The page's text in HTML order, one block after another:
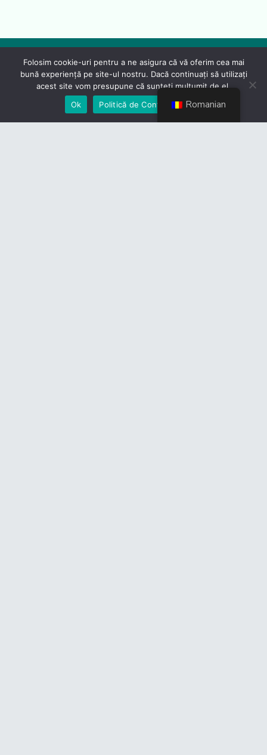
Romanian
Folosim cookie-uri pentru a ne asigura că vă oferim cea mai
bună experiență pe site-ul nostru. Dacă continuați să utilizați
acest site vom presupune că sunteți mulțumit de el.
Ok
Politică de Confidențialiate